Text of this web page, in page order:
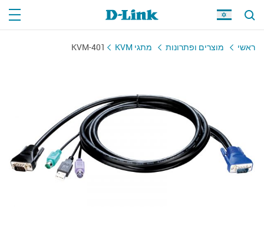
ראשי מוצרים ופתרונות מתגי KVM KVM-401